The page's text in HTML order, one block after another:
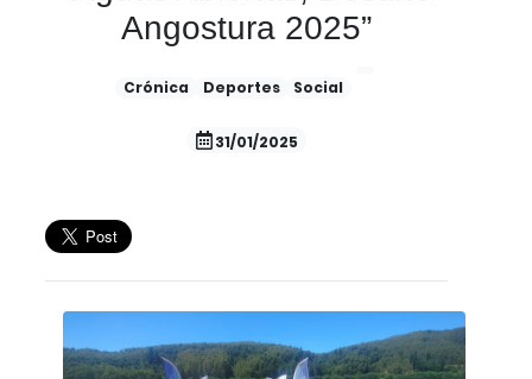
Angostura 2025”
Crónica Deportes Social
31/01/2025